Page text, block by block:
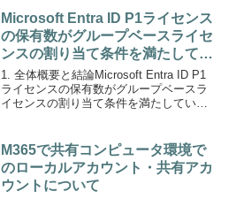
Microsoft Entra ID P1ライセンス
の保有数がグループベースライセ
ンスの割り当て条件を満たしてい
ない場合について
1. 全体概要と結論Microsoft Entra ID P1
ライセンスの保有数がグループベースラ
イセンスの割り当て条件を満たしていな
能上はEntra ID P1ライセ...
M365で共有コンピュータ環境で
のローカルアカウント・共有アカ
ウントについて